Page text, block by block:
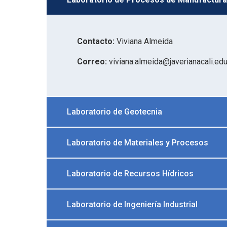
Contacto: Viviana Almeida
Correo:
Laboratorio de Geotecnia
Laboratorio de Materiales y Procesos
Laboratorio de Recursos Hídricos
Laboratorio de Ingeniería Industrial